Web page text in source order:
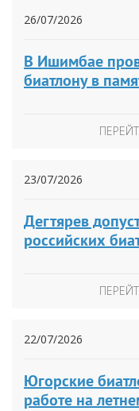
26/07/2026
В Ишимбае
биатлону в
23/07/2026
Дегтярев
российских
22/07/2026
Югорские
работе на